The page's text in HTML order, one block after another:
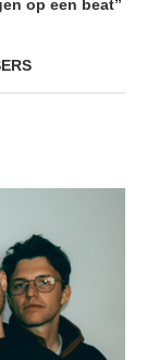
op een beat”